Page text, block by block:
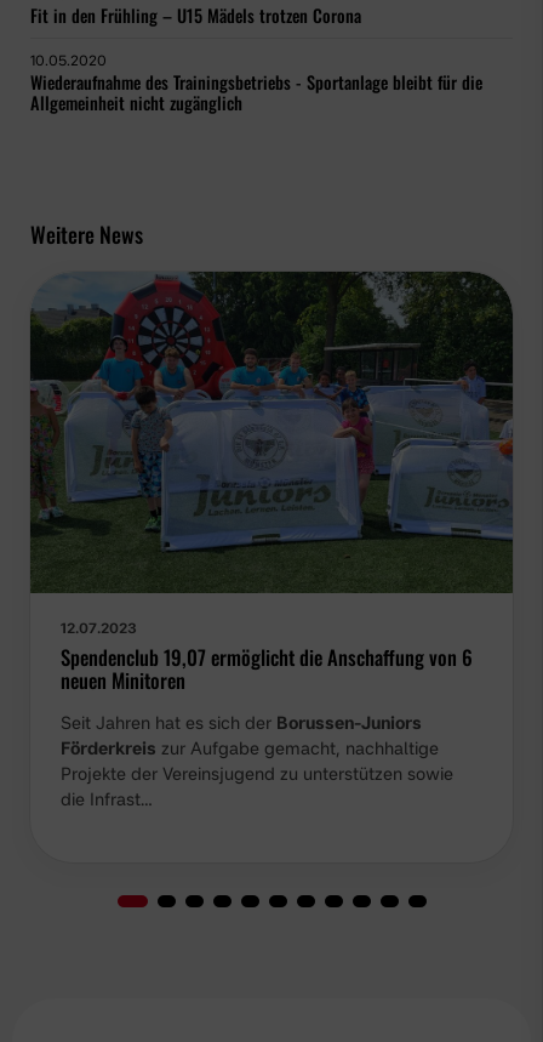
Fit in den Frühling – U15 Mädels trotzen Corona
10.05.2020
Wiederaufnahme des Trainingsbetriebs - Sportanlage bleibt für die
Allgemeinheit nicht zugänglich
Weitere News
12.07.2023
Spendenclub 19,07 ermöglicht die Anschaffung von 6
neuen Minitoren
Seit Jahren hat es sich der Borussen-Juniors
Förderkreis zur Aufgabe gemacht, nachhaltige
Projekte der Vereinsjugend zu unterstützen sowie die
Infrast…